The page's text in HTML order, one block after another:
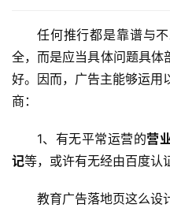
任何推行都是靠谱与
全，而是应当具体问题具体
好。因而，广告主能够运用
商：
1、有无平常运营的营
记等，或许有无经由百度认
教育广告落地页这么设